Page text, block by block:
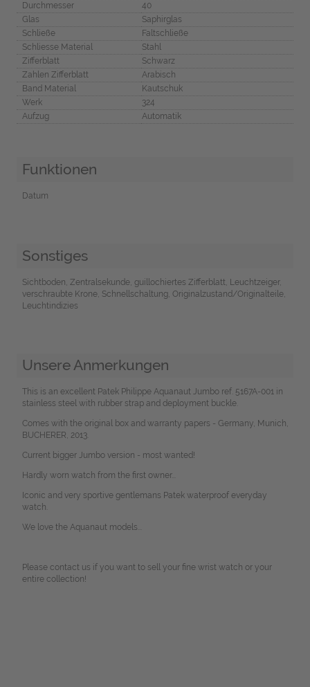
Durchmesser
40
Glas
Saphirglas
Schließe
Faltschließe
Schliesse Material
Stahl
Zifferblatt
Schwarz
Zahlen Zifferblatt
Arabisch
Band Material
Kautschuk
Werk
324
Aufzug
Automatik
Funktionen
Datum
Sonstiges
Sichtboden, Zentralsekunde, guillochiertes Zifferblatt, Leuchtzeiger,
verschraubte Krone, Schnellschaltung, Originalzustand/Originalteile,
Leuchtindizies
Unsere Anmerkungen
This is an excellent Patek Philippe Aquanaut Jumbo ref. 5167A-001 in
stainless steel with rubber strap and deployment buckle.
Comes with the original box and warranty papers - Germany, Munich,
BUCHERER, 2013.
Current bigger Jumbo version - most wanted!
Hardly worn watch from the first owner...
Iconic and very sportive gentlemans Patek waterproof everyday
watch.
We love the Aquanaut models...
Please contact us if you want to sell your fine wrist watch or your
entire collection!